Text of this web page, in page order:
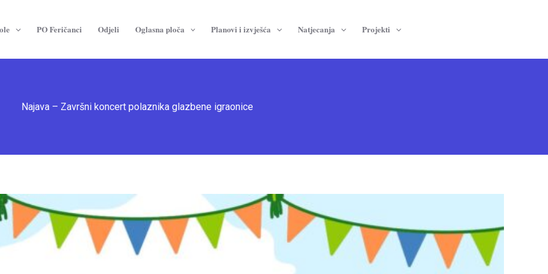
PO Feričanci Odjeli Oglasna ploča Planovi i izvješća Natjecanja Projekti
Najava – Završni koncert polaznika glazbene igraonice